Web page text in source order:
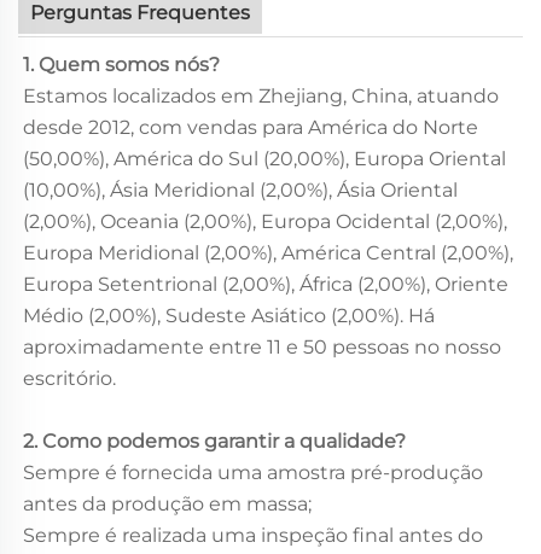
Perguntas Frequentes
1. Quem somos nós?
Estamos localizados em Zhejiang, China, atuando
desde 2012, com vendas para América do Norte
(50,00%), América do Sul (20,00%), Europa Oriental
(10,00%), Ásia Meridional (2,00%), Ásia Oriental
(2,00%), Oceania (2,00%), Europa Ocidental (2,00%),
Europa Meridional (2,00%), América Central (2,00%),
Europa Setentrional (2,00%), África (2,00%), Oriente
Médio (2,00%), Sudeste Asiático (2,00%). Há
aproximadamente entre 11 e 50 pessoas no nosso
escritório.
2. Como podemos garantir a qualidade?
Sempre é fornecida uma amostra pré-produção
antes da produção em massa;
Sempre é realizada uma inspeção final antes do